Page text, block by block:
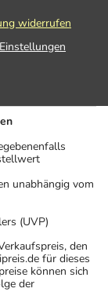
widerrufen
unabhängig vom
(UVP)
den
für dieses
können sich
der